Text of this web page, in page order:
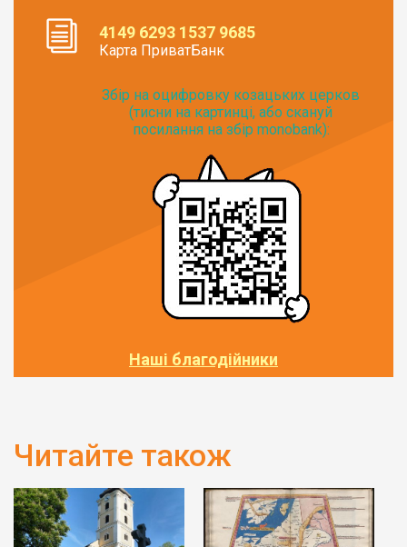
4149 6293 1537 9685
Карта ПриватБанк
Збір на оцифровку козацьких церков
(тисни на картинці, або скануй
посилання на збір monobank):
Наші благодійники
Читайте також